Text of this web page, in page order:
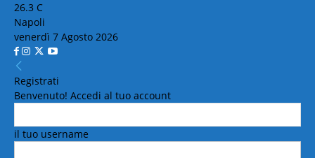
26.3 C
Napoli
venerdì 7 Agosto 2026
Registrati
Benvenuto! Accedi al tuo account
il tuo username